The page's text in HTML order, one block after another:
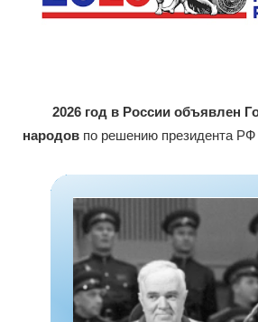
2026 год в России объявлен
народов по решению президента